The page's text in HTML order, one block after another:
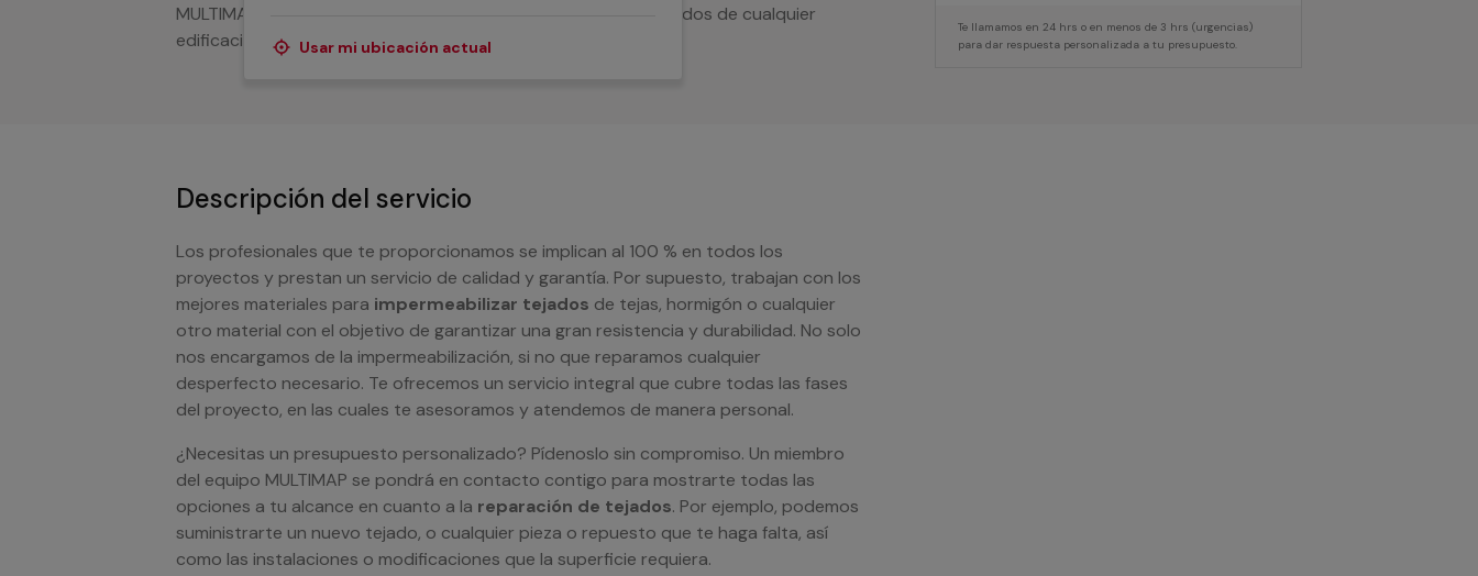
Te llamamos en 24 hrs o en menos de 3 hrs (urgencias)
para dar respuesta personalizada a tu presupuesto.
Usar mi ubicación actual
MULTIMAP cubren todos los servicios para las reformas de tejados de cualquier
edificación o material de construcción.
Descripción del servicio
Los profesionales que te proporcionamos se implican al 100 % en todos los
proyectos y prestan un servicio de calidad y garantía. Por supuesto, trabajan con los
mejores materiales para impermeabilizar tejados de tejas, hormigón o cualquier
otro material con el objetivo de garantizar una gran resistencia y durabilidad. No solo
nos encargamos de la impermeabilización, si no que reparamos cualquier
desperfecto necesario. Te ofrecemos un servicio integral que cubre todas las fases
del proyecto, en las cuales te asesoramos y atendemos de manera personal.
¿Necesitas un presupuesto personalizado? Pídenoslo sin compromiso. Un miembro
del equipo MULTIMAP se pondrá en contacto contigo para mostrarte todas las
opciones a tu alcance en cuanto a la reparación de tejados. Por ejemplo, podemos
suministrarte un nuevo tejado, o cualquier pieza o repuesto que te haga falta, así
como las instalaciones o modificaciones que la superficie requiera.